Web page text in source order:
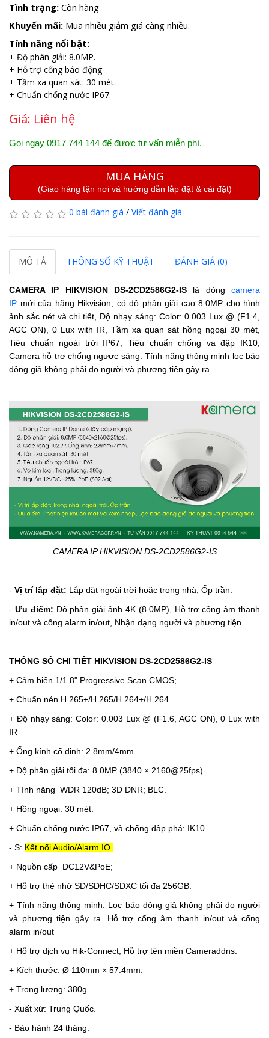
Tình trạng: Còn hàng
Khuyến mãi: Mua nhiều giảm giá càng nhiều.
Tính năng nổi bật:
+ Độ phân giải: 8.0MP.
+ Hỗ trợ cổng báo động
+ Tầm xa quan sát: 30 mét.
+ Chuẩn chống nước IP67.
Giá: Liên hệ
Gọi ngay 0917 744 144 để được tư vấn miễn phí.
MUA HÀNG
(Giao hàng tận nơi và hướng dẫn lắp đặt & cài đặt)
0 bài đánh giá / Viết đánh giá
MÔ TẢ THÔNG SỐ KỸ THUẬT ĐÁNH GIÁ (0)
CAMERA IP HIKVISION DS-2CD2586G2-IS là dòng camera
IP mới của hãng Hikvision, có độ phân giải cao 8.0MP cho hình
ảnh sắc nét và chi tiết, Độ nhạy sáng: Color: 0.003 Lux @ (F1.4,
AGC ON), 0 Lux with IR, Tầm xa quan sát hồng ngoại 30 mét,
Tiêu chuẩn ngoài trời IP67, Tiêu chuẩn chống va đập IK10,
Camera hỗ trợ chống ngược sáng. Tính năng thông minh lọc báo
động giả không phải do người và phương tiện gây ra.
CAMERA IP HIKVISION DS-2CD2586G2-IS
- Vị trí lắp đặt: Lắp đặt ngoài trời hoặc trong nhà, Ốp trần.
- Ưu điểm: Độ phân giải ảnh 4K (8.0MP), Hỗ trợ cổng âm thanh
in/out và cổng alarm in/out, Nhận dạng người và phương tiện.
THÔNG SỐ CHI TIẾT HIKVISION DS-2CD2586G2-IS
+ Cảm biến 1/1.8" Progressive Scan CMOS;
+ Chuẩn nén H.265+/H.265/H.264+/H.264
+ Độ nhạy sáng: Color: 0.003 Lux @ (F1.6, AGC ON), 0 Lux with
IR
+ Ống kính cố định: 2.8mm/4mm.
+ Độ phân giải tối đa: 8.0MP (3840 × 2160@25fps)
+ Tính năng WDR 120dB; 3D DNR; BLC.
+ Hồng ngoại: 30 mét.
+ Chuẩn chống nước IP67, và chống đập phá: IK10
- S: Kết nối Audio/Alarm IO.
+ Nguồn cấp DC12V&PoE;
+ Hỗ trợ thẻ nhớ SD/SDHC/SDXC tối đa 256GB.
+ Tính năng thông minh: Lọc báo động giả không phải do người
và phương tiện gây ra. Hỗ trợ cổng âm thanh in/out và cổng
alarm in/out
+ Hỗ trợ dịch vụ Hik-Connect, Hỗ trợ tên miền Cameraddns.
+ Kích thước: Ø 110mm × 57.4mm.
+ Trọng lượng: 380g
- Xuất xứ: Trung Quốc.
- Bảo hành 24 tháng.